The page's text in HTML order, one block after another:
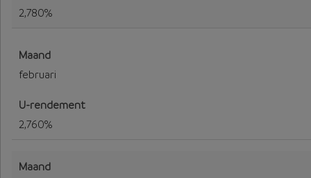
2,780%
februari
2,760%